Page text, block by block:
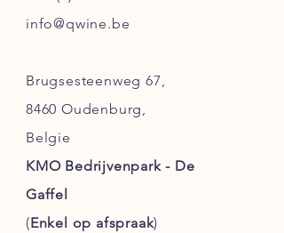
info@qwine.be
Brugsesteenweg 67,
8460 Oudenburg,
Belgie
KMO Bedrijvenpark - De
Gaffel
(Enkel op afspraak)